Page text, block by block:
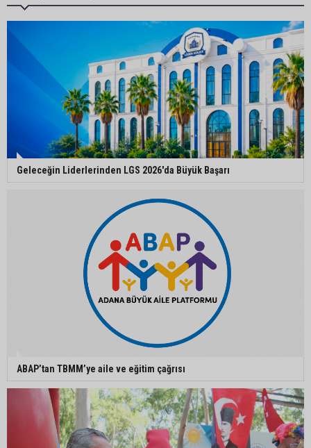
Çok sayıda polis ekibi olay yerine sevk edildi
Adana’da parktaki OED cihazını çalan şüpheli
tutuklandı
Seyhan’da fırın ve pastanelere hijyen denetimi
gerçekleştirildi
Eski polis memuru Ergün Karakaya’nın
öldürüldüğü silahlı kavganın görüntüleri ortaya
çıktı
İmamoğlu’nda hijyen ve etiket kontrolü
Mustafa Özkan: "Yüreğir Belediye Başkan
Vekilliği seçimine ilişkin hukuki süreç başlatıldı"
Geleceğin Liderlerinden LGS 2026'da Büyük Başarı
ABAP’tan TBMM’ye aile ve eğitim çağrısı